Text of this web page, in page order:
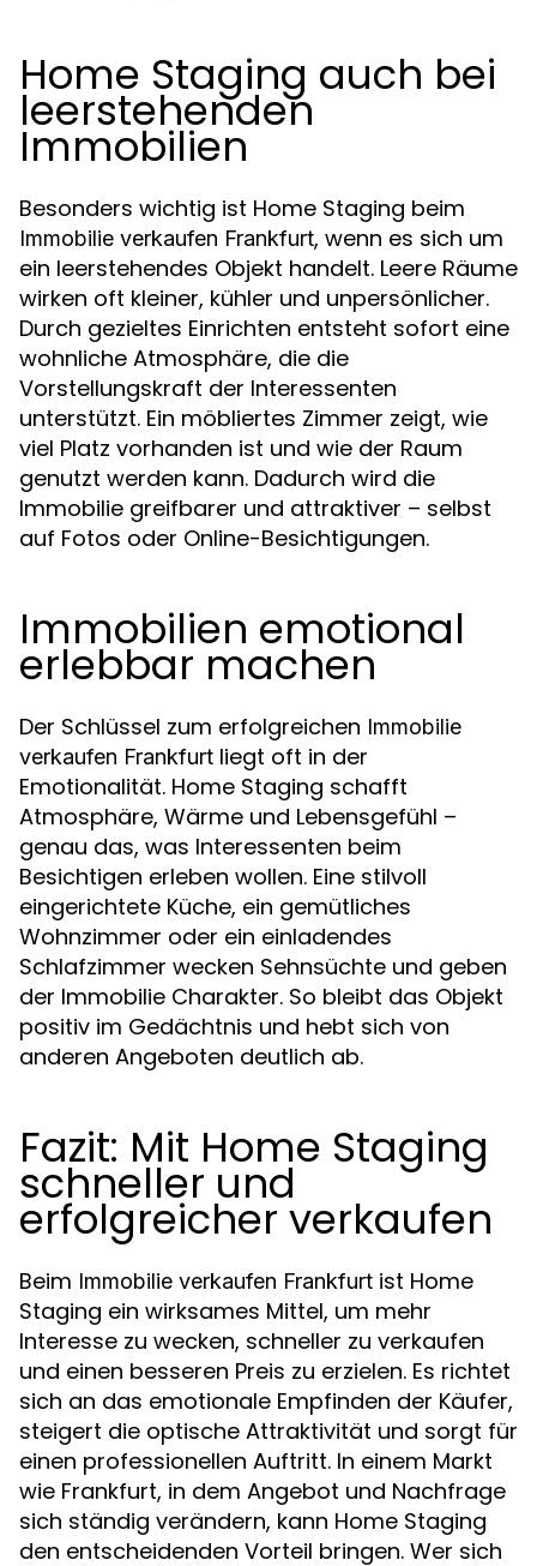
Home Staging auch bei
leerstehenden
Immobilien
Besonders wichtig ist Home Staging beim
Immobilie verkaufen Frankfurt, wenn es sich um
ein leerstehendes Objekt handelt. Leere Räume
wirken oft kleiner, kühler und unpersönlicher.
Durch gezieltes Einrichten entsteht sofort eine
wohnliche Atmosphäre, die die
Vorstellungskraft der Interessenten
unterstützt. Ein möbliertes Zimmer zeigt, wie
viel Platz vorhanden ist und wie der Raum
genutzt werden kann. Dadurch wird die
Immobilie greifbarer und attraktiver – selbst
auf Fotos oder Online-Besichtigungen.
Immobilien emotional
erlebbar machen
Der Schlüssel zum erfolgreichen Immobilie
verkaufen Frankfurt liegt oft in der
Emotionalität. Home Staging schafft
Atmosphäre, Wärme und Lebensgefühl –
genau das, was Interessenten beim
Besichtigen erleben wollen. Eine stilvoll
eingerichtete Küche, ein gemütliches
Wohnzimmer oder ein einladendes
Schlafzimmer wecken Sehnsüchte und geben
der Immobilie Charakter. So bleibt das Objekt
positiv im Gedächtnis und hebt sich von
anderen Angeboten deutlich ab.
Fazit: Mit Home Staging
schneller und
erfolgreicher verkaufen
Beim Immobilie verkaufen Frankfurt ist Home
Staging ein wirksames Mittel, um mehr
Interesse zu wecken, schneller zu verkaufen
und einen besseren Preis zu erzielen. Es richtet
sich an das emotionale Empfinden der Käufer,
steigert die optische Attraktivität und sorgt für
einen professionellen Auftritt. In einem Markt
wie Frankfurt, in dem Angebot und Nachfrage
sich ständig verändern, kann Home Staging
den entscheidenden Vorteil bringen. Wer sich